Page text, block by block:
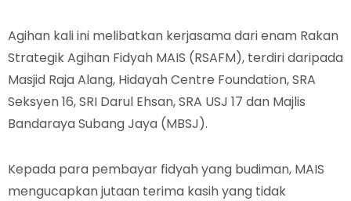
Agihan kali ini melibatkan kerjasama dari enam Rakan
Strategik Agihan Fidyah MAIS (RSAFM), terdiri daripada
Masjid Raja Alang, Hidayah Centre Foundation, SRA
Seksyen 16, SRI Darul Ehsan, SRA USJ 17 dan Majlis
Bandaraya Subang Jaya (MBSJ).
Kepada para pembayar fidyah yang budiman, MAIS
mengucapkan jutaan terima kasih yang tidak